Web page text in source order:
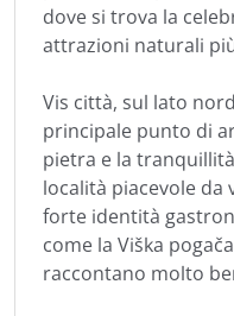
dove si trova la
attrazioni naturali
Vis città, sul lato
principale punto di
pietra e la
località piacevole da
forte identità
come la Viška
raccontano molto